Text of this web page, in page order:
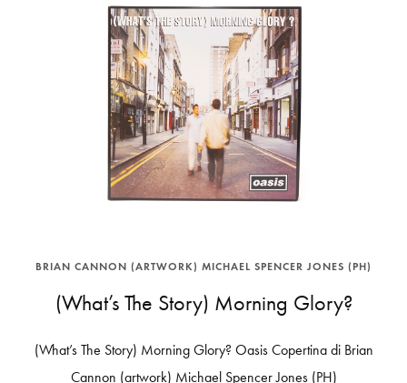
BRIAN CANNON (ARTWORK) MICHAEL SPENCER JONES (PH)
(What’s The Story) Morning Glory?
(What’s The Story) Morning Glory? Oasis Copertina di Brian
Cannon (artwork) Michael Spencer Jones (PH)